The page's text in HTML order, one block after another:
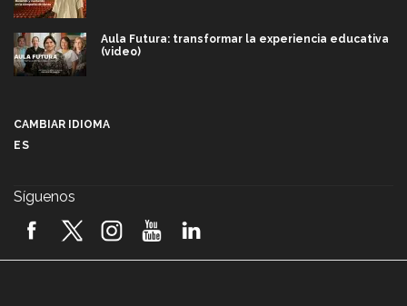
Aula Futura: transformar la experiencia educativa
(video)
2026! (video)
CAMBIAR IDIOMA
ES
Síguenos